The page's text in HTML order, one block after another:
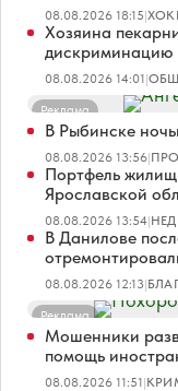
08.08.2026 18:15|
Хозяина
дискриминацию
08.08.2026 14:01|
Реклама
В Рыбинске
08.08.2026 13:56|
Портфель
Ярославской
08.08.2026 13:54|
В Данилове
08.08.2026 12:13|
Реклама
Мошенники
помощь
08.08.2026 11:51|